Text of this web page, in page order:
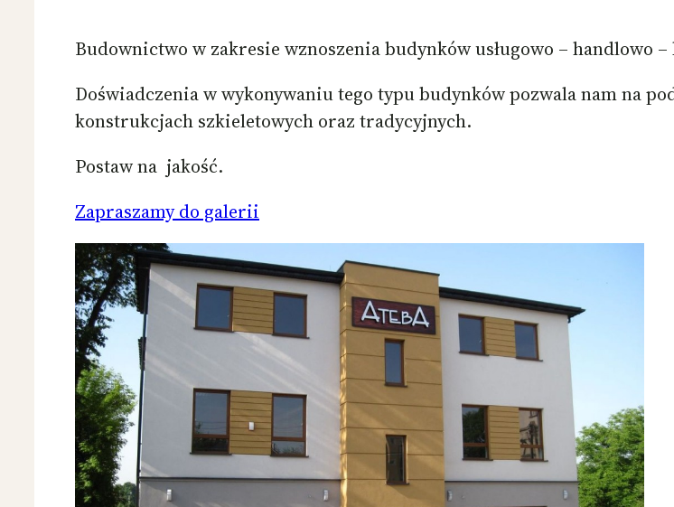
Budownictwo w zakresie wznoszenia budynków usługowo – handlowo
Doświadczenia w wykonywaniu tego typu budynków pozwala nam na
konstrukcjach szkieletowych oraz tradycyjnych.
Postaw na jakość.
Zapraszamy do galerii